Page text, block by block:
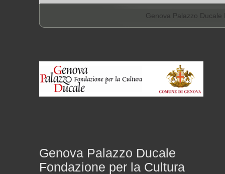
Genova Palazzo
Genova Palazzo Ducale
Fondazione per la Cultura